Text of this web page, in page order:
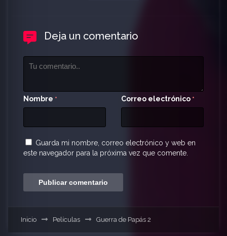
Deja un comentario
Nombre * Correo electrónico *
Guarda mi nombre, correo electrónico y web en
este navegador para la próxima vez que comente.
Inicio Películas Guerra de Papás 2